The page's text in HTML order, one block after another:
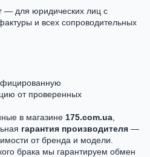
— для юридических лиц с
и всех сопроводительных
от проверенных
в магазине 175.com.ua
гарантия производителя —
от бренда и модели.
брака мы гарантируем обмен